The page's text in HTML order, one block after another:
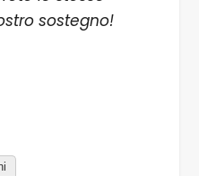
sostegno!